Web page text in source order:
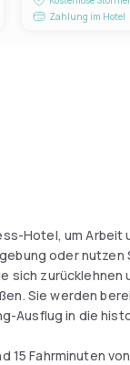
Zahlung im Hotel
Hotel, um Arbeit
oder nutzen
sich zurücklehnen
Sie werden
Ausflug in die
15 Fahrminuten